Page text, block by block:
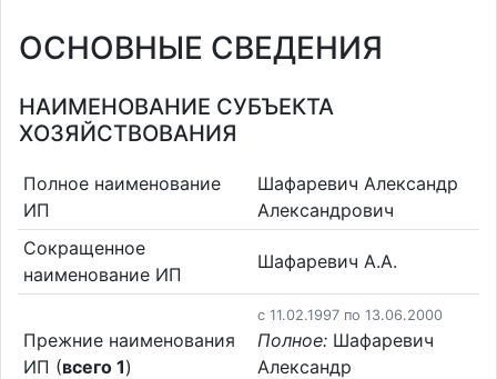
ОСНОВНЫЕ СВЕДЕНИЯ
НАИМЕНОВАНИЕ СУБЪЕКТА
ХОЗЯЙСТВОВАНИЯ
Полное наименование
ИП
Шафаревич Александр
Александрович
Сокращенное
наименование ИП
Шафаревич А.А.
Прежние наименования
ИП (всего 1)
c 11.02.1997 по 13.06.2000
Полное: Шафаревич
Александр